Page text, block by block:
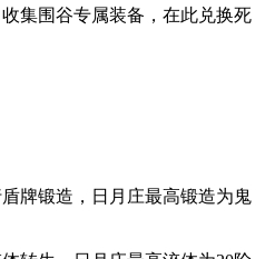
围谷专属装备，在此兑换死
牌锻造，日月庄最高锻造为鬼